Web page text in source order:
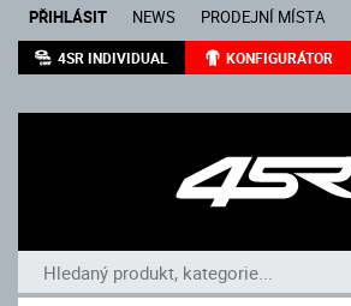
PŘIHLÁSIT NEWS PRODEJNÍ MÍSTA
4SR INDIVIDUAL KONFIGURÁTOR